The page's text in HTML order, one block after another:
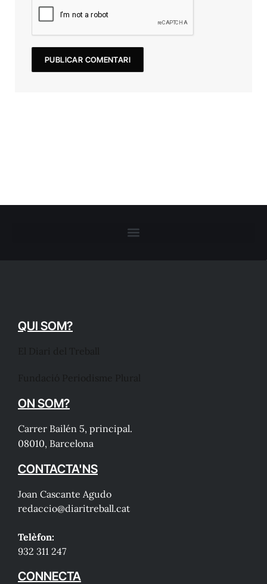
QUI SOM?
ON SOM?
Carrer Bailén 5, principal.
08010, Barcelona
CONTACTA'NS
Joan Cascante Agudo
redaccio@diaritreball.cat
Telèfon:
932 311 247
CONNECTA